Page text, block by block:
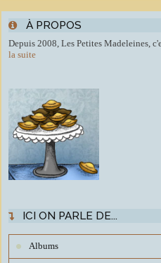
À PROPOS
Depuis 2008, Les Petites Madeleines,
la suite
ICI ON PARLE DE...
Albums